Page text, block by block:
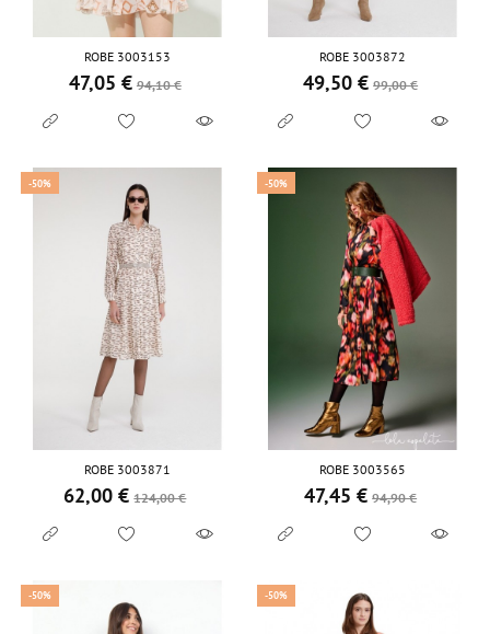
ROBE 3003153
Prix de base
94,10 €
Prix
47,05 €
ROBE 3003872
Prix de base
99,00 €
Prix
49,50 €
-50%
ROBE 3003871
Prix de base
124,00 €
Prix
62,00 €
-50%
ROBE 3003565
Prix de base
94,90 €
Prix
47,45 €
-50% -50%